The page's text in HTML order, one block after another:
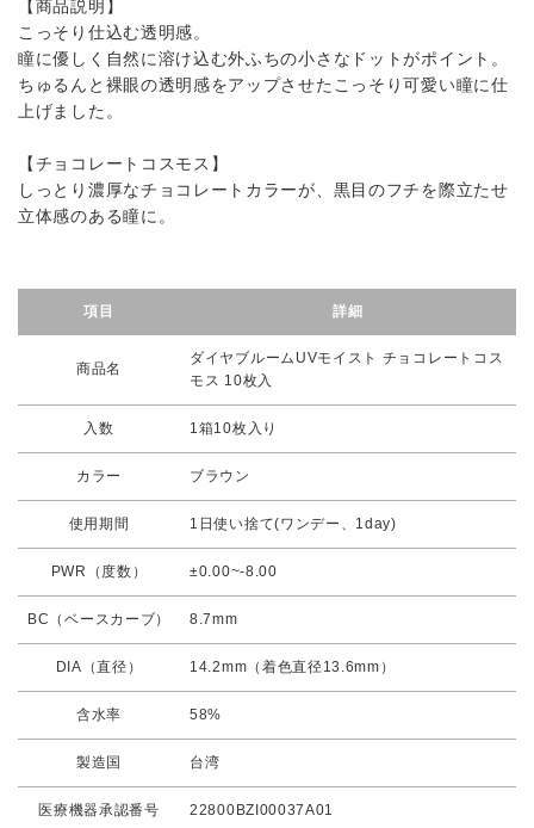
【商品説明】
こっそり仕込む透明感。
瞳に優しく自然に溶け込む外ふちの小さなドットがポイント。
ちゅるんと裸眼の透明感をアップさせたこっそり可愛い瞳に仕
上げました。
【チョコレートコスモス】
しっとり濃厚なチョコレートカラーが、黒目のフチを際立たせ
立体感のある瞳に。
項目 詳細
商品名
ダイヤブルームUVモイスト チョコレートコス
モス 10枚入
入数 1箱10枚入り
カラー ブラウン
使用期間 1日使い捨て(ワンデー、1day)
PWR（度数） ±0.00~-8.00
BC（ベースカーブ） 8.7mm
DIA（直径） 14.2mm（着色直径13.6mm）
含水率 58%
製造国 台湾
医療機器承認番号 22800BZI00037A01